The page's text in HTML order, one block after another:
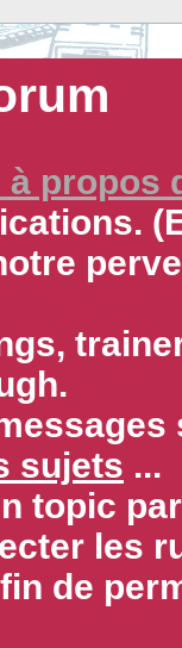
à propos
sujets ...
topic
les
de